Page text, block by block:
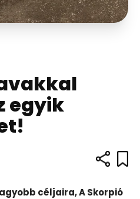
egyik
céljaira, A Skorpió